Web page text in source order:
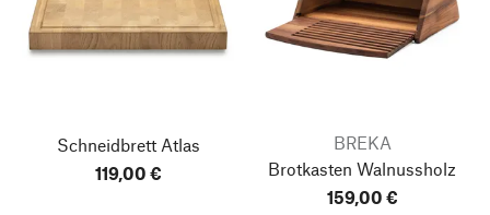
Schneidbrett Atlas
119,00 €
BREKA
Brotkasten Walnussholz
159,00 €